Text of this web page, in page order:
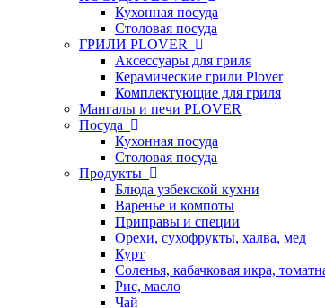
Кухонная посуда
Столовая посуда
ГРИЛИ PLOVER
Аксессуары для гриля
Керамические грили Plover
Комплектующие для гриля
Мангалы и печи PLOVER
Посуда
Кухонная посуда
Столовая посуда
Продукты
Блюда узбекской кухни
Варенье и компоты
Приправы и специи
Орехи, сухофрукты, халва, мед
Курт
Соленья, кабачковая икра,
Рис, масло
Чай